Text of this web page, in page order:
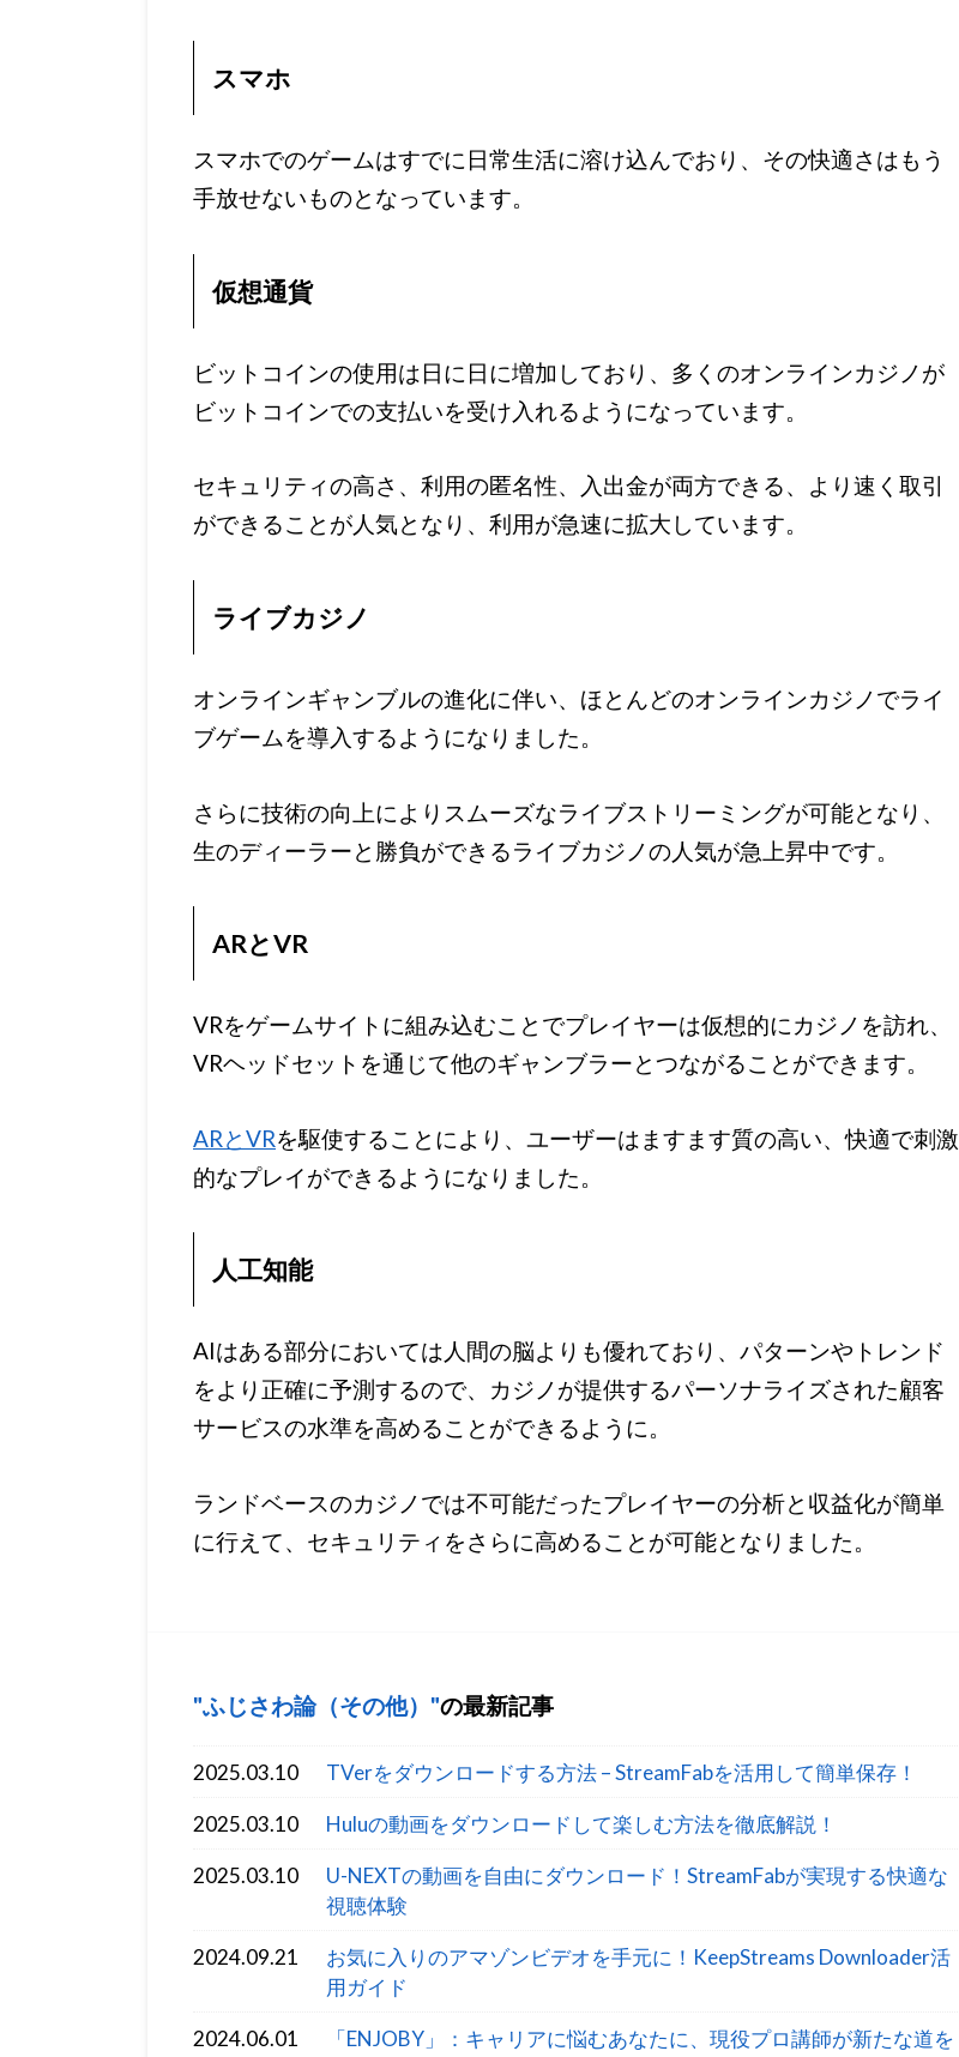
スマホ
スマホでのゲームはすでに日常生活に溶け込んでおり、その快適さはもう
手放せないものとなっています。
仮想通貨
ビットコインの使用は日に日に増加しており、多くのオンラインカジノが
ビットコインでの支払いを受け入れるようになっています。
セキュリティの高さ、利用の匿名性、入出金が両方できる、より速く取引
ができることが人気となり、利用が急速に拡大しています。
ライブカジノ
オンラインギャンブルの進化に伴い、ほとんどのオンラインカジノでライ
ブゲームを導入するようになりました。
さらに技術の向上によりスムーズなライブストリーミングが可能となり、
生のディーラーと勝負ができるライブカジノの人気が急上昇中です。
ARとVR
VRをゲームサイトに組み込むことでプレイヤーは仮想的にカジノを訪れ、
VRヘッドセットを通じて他のギャンブラーとつながることができます。
ARとVRを駆使することにより、ユーザーはますます質の高い、快適で刺激
的なプレイができるようになりました。
人工知能
AIはある部分においては人間の脳よりも優れており、パターンやトレンド
をより正確に予測するので、カジノが提供するパーソナライズされた顧客
サービスの水準を高めることができるように。
ランドベースのカジノでは不可能だったプレイヤーの分析と収益化が簡単
に行えて、セキュリティをさらに高めることが可能となりました。
ふじさわ論（その他） の最新記事
2025.03.10 TVerをダウンロードする方法 – StreamFabを活用して簡単保存！
2025.03.10 Huluの動画をダウンロードして楽しむ方法を徹底解説！
2025.03.10
U-NEXTの動画を自由にダウンロード！StreamFabが実現する快適な
視聴体験
2024.09.21
お気に入りのアマゾンビデオを手元に！KeepStreams Downloader活
用ガイド
2024.06.01
「ENJOBY」：キャリアに悩むあなたに、現役プロ講師が新たな道を